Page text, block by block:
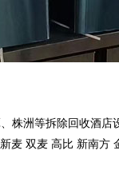
株洲等拆除回收酒
麦 双麦 高比 新南方